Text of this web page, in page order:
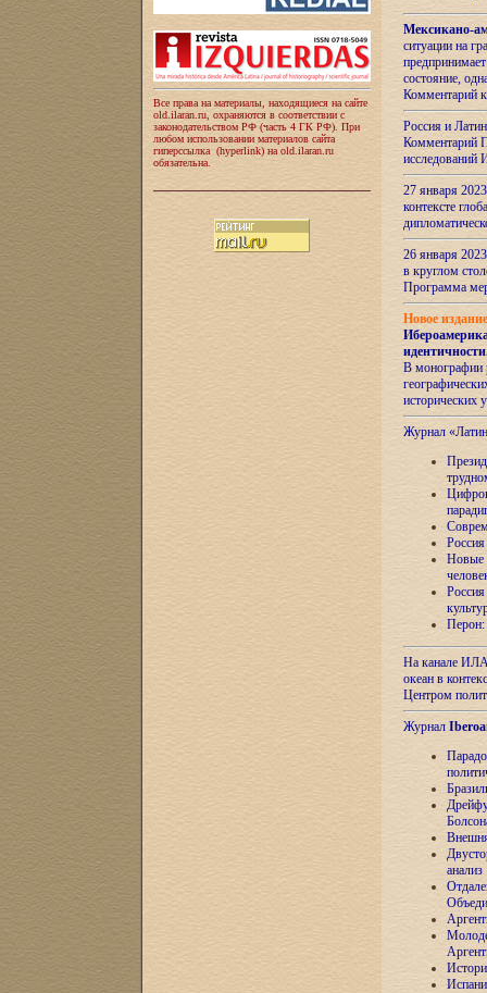
Все права на материалы, находящиеся на сайте
old.ilaran.ru, охраняются в соответствии с
законодательством РФ (часть 4 ГК РФ). При
любом использовании материалов сайта
гиперссылка (hyperlink) на old.ilaran.ru
обязательна.
Мексикано-
ситуации на
состояние,
Комментарий
Россия и
Комментарий
27 января
контексте
26 января
в круглом
Программа
Новое
идентичности
В монографии
исторических
Журнал
Новые
Перон:
На канале
океан в
Центром
Журнал
анализ